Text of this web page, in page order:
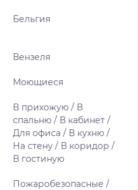
Бельгия
Вензеля
Моющиеся
В прихожую / В
спальню / В кабинет /
Для офиса / В кухню /
На стену / В коридор /
В гостиную
Пожаробезопасные /